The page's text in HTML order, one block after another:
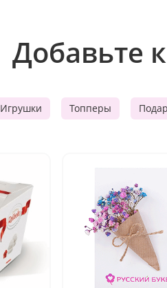
Добавьте
Игрушки Топперы